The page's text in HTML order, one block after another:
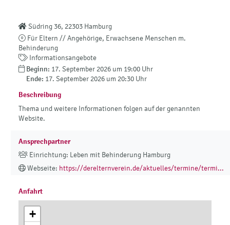
Südring 36, 22303 Hamburg
Für Eltern // Angehörige, Erwachsene Menschen m.
Behinderung
Informationsangebote
Beginn: 17. September 2026 um 19:00 Uhr
Ende: 17. September 2026 um 20:30 Uhr
Beschreibung
Thema und weitere Informationen folgen auf der genannten
Website.
Ansprechpartner
Einrichtung: Leben mit Behinderung Hamburg
Webseite: https://derelternverein.de/aktuelles/termine/termi...
Anfahrt
+